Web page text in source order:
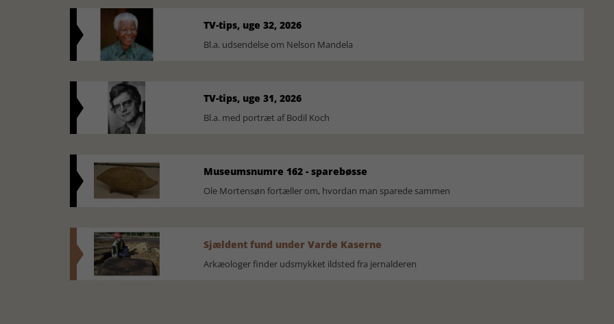
TV-tips, uge 32, 2026
Bl.a. udsendelse om Nelson Mandela
TV-tips, uge 31, 2026
Bl.a. med portræt af Bodil Koch
Museumsnumre 162 - sparebøsse
Ole Mortensøn fortæller om, hvordan man sparede sammen
Sjældent fund under Varde Kaserne
Arkæologer finder udsmykket ildsted fra jernalderen